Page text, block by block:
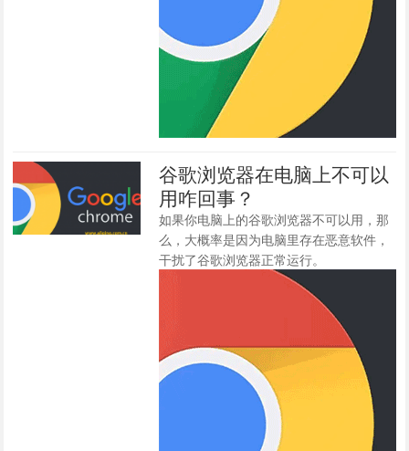
谷歌浏览器在电脑上不可以
用咋回事？
如果你电脑上的谷歌浏览器不可以用，那
么，大概率是因为电脑里存在恶意软件，
干扰了谷歌浏览器正常运行。